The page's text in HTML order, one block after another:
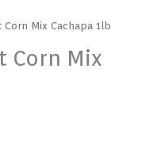
Mix Cachapa 1lb
Corn Mix